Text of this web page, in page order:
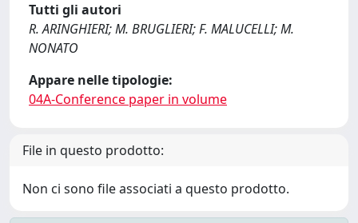
Tutti gli autori
R. ARINGHIERI; M. BRUGLIERI; F. MALUCELLI; M.
NONATO
Appare nelle tipologie:
04A-Conference paper in volume
File in questo prodotto:
Non ci sono file associati a questo prodotto.